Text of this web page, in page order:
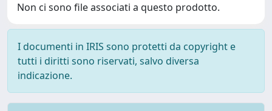
Non ci sono file associati a questo prodotto.
I documenti in IRIS sono protetti da copyright e
tutti i diritti sono riservati, salvo diversa
indicazione.